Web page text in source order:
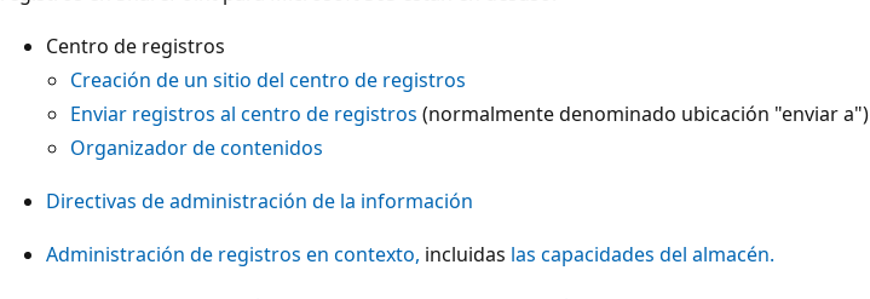
Centro de registros
Creación de un sitio del centro de registros
Enviar registros al centro de registros (normalmente denominado ubicación "enviar a")
Organizador de contenidos
Directivas de administración de la información
Administración de registros en contexto, incluidas las capacidades del almacén.